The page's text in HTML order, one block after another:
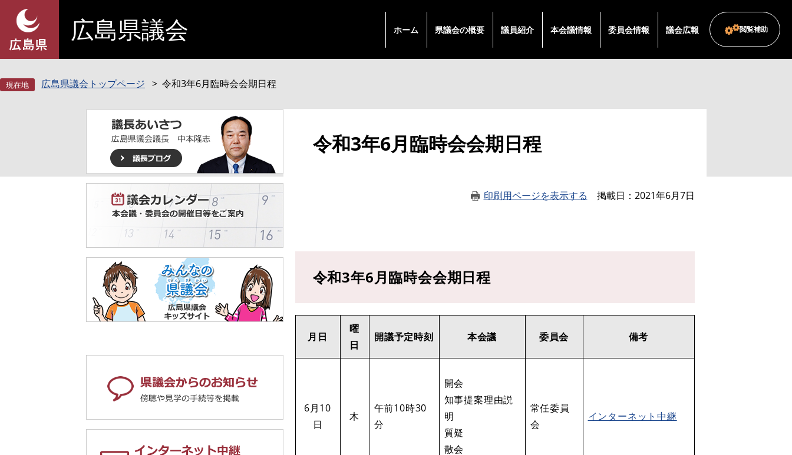
頭
で
飛
ば
広島県議会 ホーム 県議会の概要 議員紹介 本会議情報 委員会情報 議会広報 閲覧補助
広島県議会トップページ 令和3年6月臨時会会期日程
令和3年6月臨時会会期日程
印刷用ページを表示する 掲載日 2021年6月7日
令和3年6月臨時会会期日程
月日
曜
日
開議予定時刻 本会議 委員会 備考
6月10
日
木
午前10時30
分
開会
知事提案理由説
明
質疑
散会
常任委員
会
インターネット中継